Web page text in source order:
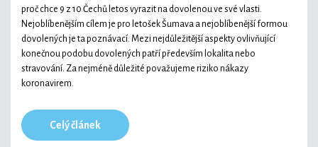
proč chce 9 z 10 Čechů letos vyrazit na dovolenou ve své vlasti.
Nejoblíbenějším cílem je pro letošek Šumava a nejoblíbenější formou
dovolených je ta poznávací. Mezi nejdůležitější aspekty ovlivňující
konečnou podobu dovolených patří především lokalita nebo
stravování. Za nejméně důležité považujeme riziko nákazy
koronavirem.
Celý článek